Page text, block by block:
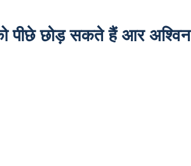
पीछे छोड़ सकते हैं आर अश्विन